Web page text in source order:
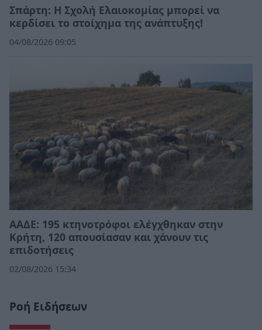
Σπάρτη: Η Σχολή Ελαιοκομίας μπορεί να
κερδίσει το στοίχημα της ανάπτυξης!
04/08/2026 09:05
ΑΑΔΕ: 195 κτηνοτρόφοι ελέγχθηκαν στην
Κρήτη, 120 απουσίασαν και χάνουν τις
επιδοτήσεις
02/08/2026 15:34
Ροή Ειδήσεων